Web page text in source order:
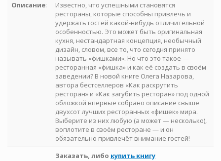
Описание:
Известно, что успешными становятся
рестораны, которые способны привлечь и
удержать гостей какой-нибудь отличительной
особенностью. Это может быть оригинальная
кухня, нестандартная концепция, необычный
дизайн, словом, все то, что сегодня принято
называть «фишками». Но что это такое —
ресторанная «фишка» и как её создать в своём
заведении? В новой книге Олега Назарова,
автора бестселлеров «Как раскрутить
ресторан» и «Как загубить ресторан» под одной
обложкой впервые собрано описание свыше
двухсот лучших ресторанных «фишек» мира.
Выберите из них любую (а может — несколько),
воплотите в своём ресторане — и он
обязательно привлечёт внимание гостей!
Заказать, либо купить книгу